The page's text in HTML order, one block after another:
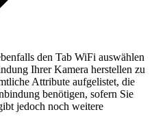
den Tab WiFi auswählen
Ihrer Kamera herstellen zu
Attribute aufgelistet, die
benötigen, sofern Sie
jedoch noch weitere